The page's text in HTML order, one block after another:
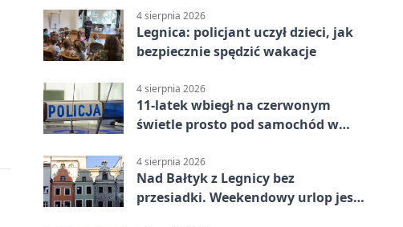
4 sierpnia 2026
Legnica: policjant uczył dzieci, jak
bezpiecznie spędzić wakacje
4 sierpnia 2026
11-latek wbiegł na czerwonym
świetle prosto pod samochód w
4 sierpnia 2026
Nad Bałtyk z Legnicy bez
przesiadki. Weekendowy urlop jest